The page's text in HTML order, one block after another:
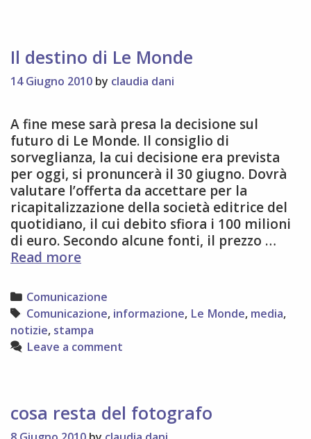
Il destino di Le Monde
14 Giugno 2010 by claudia dani
A fine mese sarà presa la decisione sul
futuro di Le Monde. Il consiglio di
sorveglianza, la cui decisione era prevista
per oggi, si pronuncerà il 30 giugno. Dovrà
valutare l’offerta da accettare per la
ricapitalizzazione della società editrice del
quotidiano, il cui debito sfiora i 100 milioni
di euro. Secondo alcune fonti, il prezzo …
Read moreIl
di
Le
Monde
Categories
Comunicazione
Tags
Comunicazione, informazione, Le Monde, media,
notizie, stampa
Leave a comment
cosa resta del fotografo